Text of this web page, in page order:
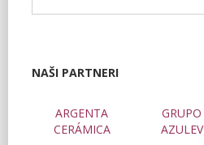
NAŠI PARTNERI
ARGENTA
CERÁMICA
GRUPO
AZULEV